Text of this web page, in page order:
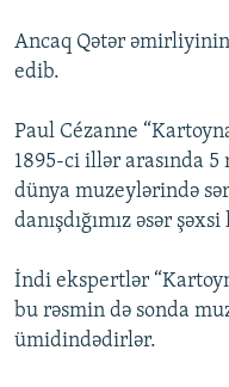
Ancaq Qətər
edib.
Paul Cézanne
1895-ci illər arasında
dünya muzeylərində
danışdığımız əsər
İndi ekspertlər
bu rəsmin də sonda
ümidindədirlər.